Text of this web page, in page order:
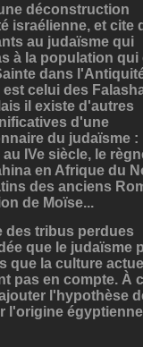
déconstruction
israélienne, et cite
au judaïsme qui
à la population qui
dans
celui des
il existe d'autres
d'une
du judaïsme :
IVe siècle, le
en Afrique du
des anciens
de Moïse...
des tribus perdues
que le judaïsme
que la culture
pas en compte. À
l'hypothèse
l'origine